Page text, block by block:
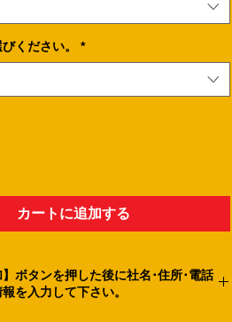
ください。 *
カートに追加する
】ボタンを押した後に社名･住所･電話
を入力して下さい。